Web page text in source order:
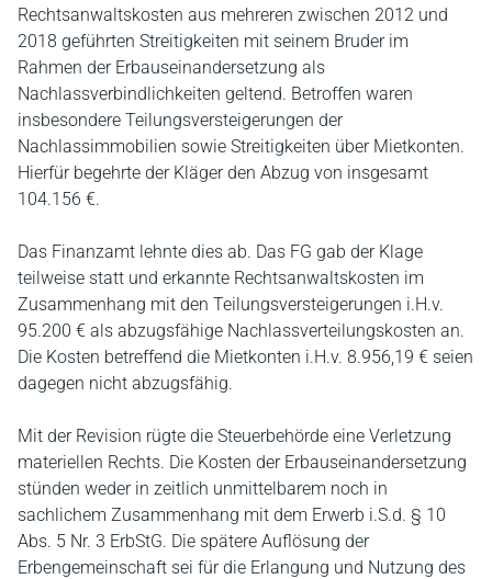
Rechtsanwaltskosten aus mehreren zwischen 2012 und
2018 geführten Streitigkeiten mit seinem Bruder im
Rahmen der Erbauseinandersetzung als
Nachlassverbindlichkeiten geltend. Betroffen waren
insbesondere Teilungsversteigerungen der
Nachlassimmobilien sowie Streitigkeiten über Mietkonten.
Hierfür begehrte der Kläger den Abzug von insgesamt
104.156 €.
Das Finanzamt lehnte dies ab. Das FG gab der Klage
teilweise statt und erkannte Rechtsanwaltskosten im
Zusammenhang mit den Teilungsversteigerungen i.H.v.
95.200 € als abzugsfähige Nachlassverteilungskosten an.
Die Kosten betreffend die Mietkonten i.H.v. 8.956,19 € seien
dagegen nicht abzugsfähig.
Mit der Revision rügte die Steuerbehörde eine Verletzung
materiellen Rechts. Die Kosten der Erbauseinandersetzung
stünden weder in zeitlich unmittelbarem noch in
sachlichem Zusammenhang mit dem Erwerb i.S.d. § 10
Abs. 5 Nr. 3 ErbStG. Die spätere Auflösung der
Erbengemeinschaft sei für die Erlangung und Nutzung des